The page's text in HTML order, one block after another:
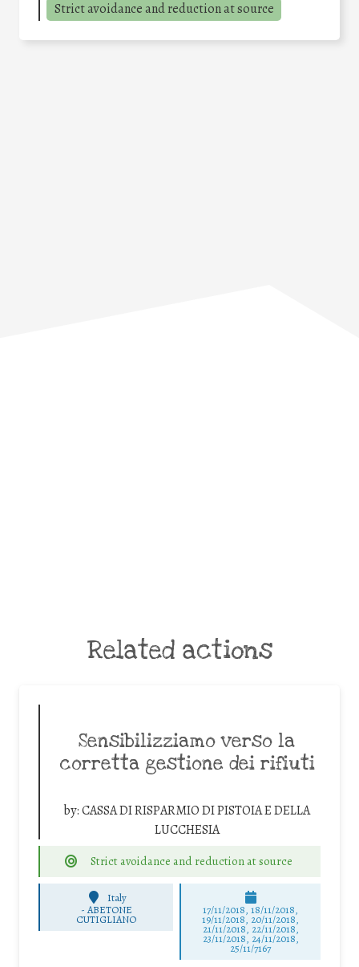
Strict avoidance and reduction at source
Related actions
Sensibilizziamo verso la
corretta gestione dei rifiuti
by:CASSA DI RISPARMIO DI PISTOIA E DELLA
LUCCHESIA
Strict avoidance and reduction at source
Italy
- ABETONE
CUTIGLIANO
17/11/2018, 18/11/2018,
19/11/2018, 20/11/2018,
21/11/2018, 22/11/2018,
23/11/2018, 24/11/2018,
25/11/7167